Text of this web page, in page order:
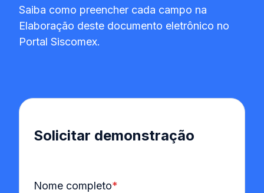
Saiba como preencher cada campo na
Elaboração deste documento eletrônico no
Portal Siscomex.
Solicitar demonstração
Nome completo*